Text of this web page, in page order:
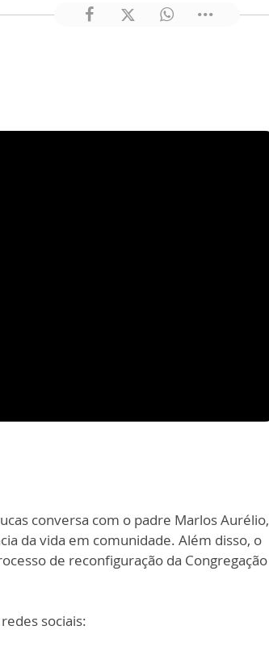
conversa com o padre Marlos Aurélio,
da vida em comunidade. Além disso, o
de reconfiguração da Congregação
sociais: